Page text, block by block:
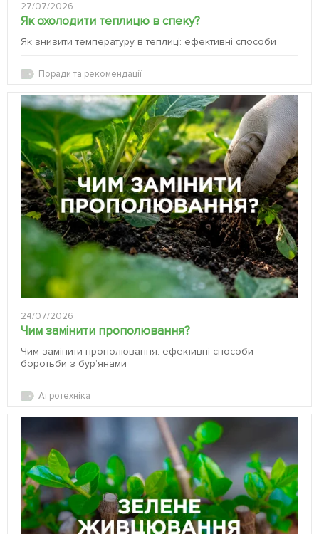
27/07/2026
Як охолодити теплицю в спеку?
Як знизити температуру в теплиці: ефективні способи
Поради та рекомендації
24/07/2026
Чим замінити прополювання?
Чим замінити прополювання: ефективні способи
боротьби з бур’янами
Агротехніка